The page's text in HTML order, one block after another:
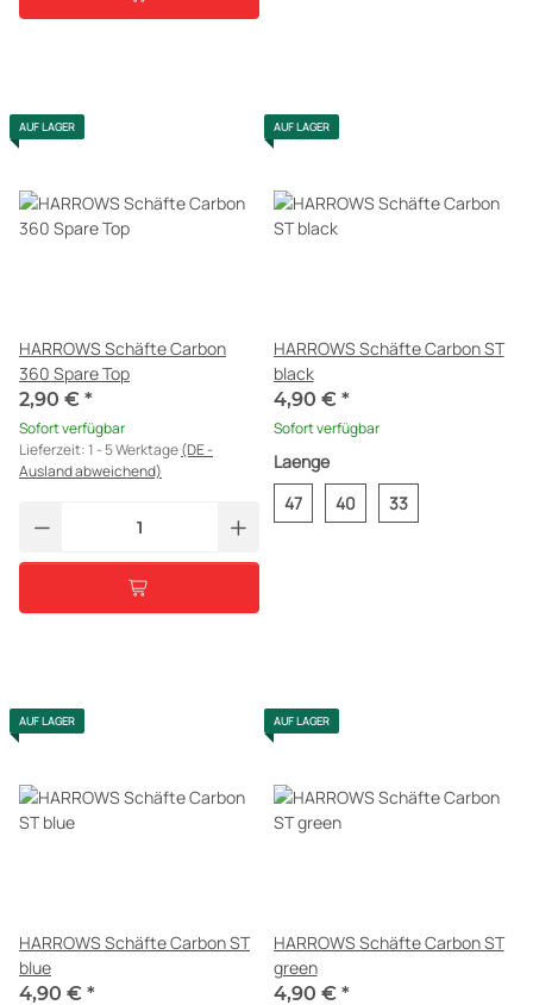
AUF LAGER
HARROWS Schäfte Carbon
360 Spare Top
2,90 € *
Sofort verfügbar
Lieferzeit:1 - 5 Werktage(DE -
Ausland abweichend)
AUF LAGER
HARROWS Schäfte Carbon ST
black
4,90 € *
Sofort verfügbar
Laenge
47
40 33
AUF LAGER
HARROWS Schäfte Carbon ST
blue
4,90 € *
AUF LAGER
HARROWS Schäfte Carbon ST
green
4,90 € *